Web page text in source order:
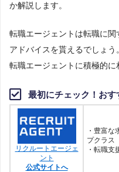
か解説します。
転職エージェントは転職に
アドバイスを貰えるでしょう
転職エージェントに積極的に
最初にチェック！おす
リクルートエージェ
ント
公式サイトへ
・豊富な
プクラス
・転職支